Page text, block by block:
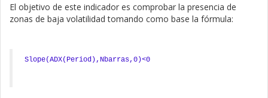
El objetivo de este indicador es comprobar la presencia de
zonas de baja volatilidad tomando como base la fórmula:
Slope(ADX(Period),Nbarras,0)<0